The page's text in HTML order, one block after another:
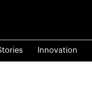
Innovation